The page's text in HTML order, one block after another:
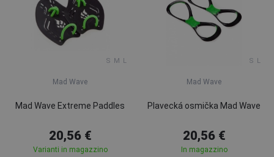
S M L
Mad Wave
Mad Wave Extreme Paddles
20,56 €
Varianti in magazzino
S L
Mad Wave
Plavecká osmička Mad Wave
20,56 €
In magazzino